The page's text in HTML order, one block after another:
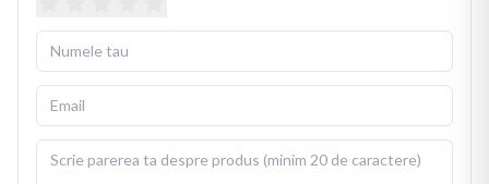
fermoar invizibil pentru scoatere si repunere usoara. Perna
de umplutura este inclusa in pachet, gata de folosit imediat
dupa livrare.
BEKZ este un brand de calitate care asigura culori vii si
detalii fidele ale ilustratiei originale. Imprimarea prin
sublimare garanteaza rezistenta culorilor la spalare si la